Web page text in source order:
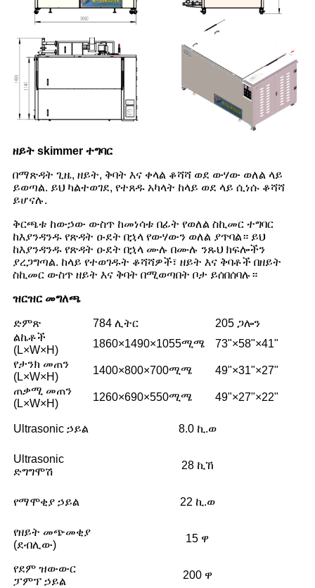
ዘይት skimmer ተግባር
በማጽዳት ጊዜ, ዘይት, ቅባት እና ቀላል ቆሻሻ ወደ ውሃው ወለል ላይ
ይወጣል. ይህ ካልተወገደ, የተጸዱ አካላት ከላይ ወደ ላይ ሲነሱ ቆሻሻ
ይሆናሉ.
ቅርጫቱ ከውኃው ውስጥ ከመነሳቱ በፊት የወለል ስኪመር ተግባር
ከእያንዳንዱ የጽዳት ዑደት በኋላ የውሃውን ወለል ያጥባል። ይህ
ከእያንዳንዱ የጽዳት ዑደት በኋላ ሙሉ በሙሉ ንጹህ ክፍሎችን
ያረጋግጣል. ከላይ የተወገዱት ቆሻሻዎች፣ ዘይት እና ቅባቶች በዘይት
ስኪመር ውስጥ ዘይት እና ቅባት በሚወጣበት ቦታ ይሰበሰባሉ።
ዝርዝር መግለጫ
ድምጽ 784 ሊትር
205 ጋሎን
ልኬቶች
(L×W×H)
1860×1490×1055ሚሜ
73"×58"×41"
የታንክ መጠን
(L×W×H)
1400×800×700ሚሜ
49"×31"×27"
ጠቃሚ መጠን
(L×W×H)
1260×690×550ሚሜ 49"×27"×22"
Ultrasonic ኃይል 8.0 ኪ.ወ
Ultrasonic
ድግግሞሽ
28 ኪኸ
የማሞቂያ ኃይል 22 ኪ.ወ
የዘይት መጭመቂያ
(ደብሊው)
15 ዋ
የደም ዝውውር
ፓምፕ ኃይል
200 ዋ